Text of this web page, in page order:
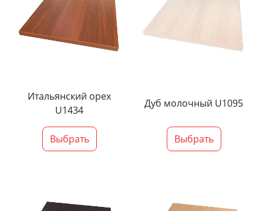
Итальянский орех
U1434
Выбрать
Дуб молочный U1095
Выбрать